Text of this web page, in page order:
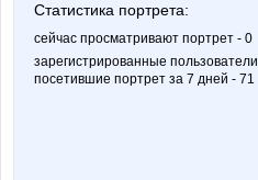
Статистика портрета:
сейчас просматривают портрет - 0
зарегистрированные пользователи
посетившие портрет за 7 дней - 71